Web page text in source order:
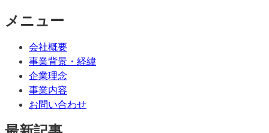
メニュー
会社概要
事業背景・経緯
企業理念
事業内容
お問い合わせ